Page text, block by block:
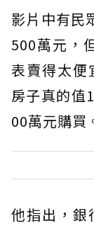
影片中有民
500萬元，
表賣得太便
房子真的值
00萬元購買
他指出，銀